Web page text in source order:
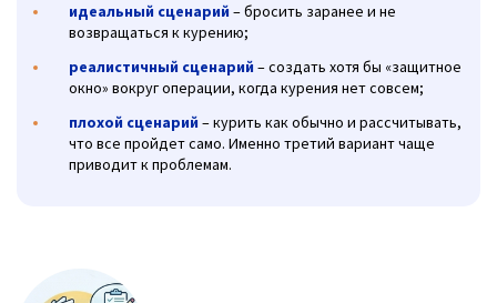
идеальный сценарий – бросить заранее и не
возвращаться к курению;
реалистичный сценарий – создать хотя бы «защитное
окно» вокруг операции, когда курения нет совсем;
плохой сценарий – курить как обычно и рассчитывать,
что все пройдет само. Именно третий вариант чаще
приводит к проблемам.